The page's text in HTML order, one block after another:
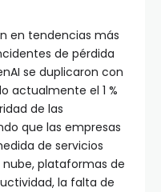
en tendencias más
de pérdida
se duplicaron con
actualmente el 1 %
de las
que las empresas
de servicios
plataformas de
la falta de